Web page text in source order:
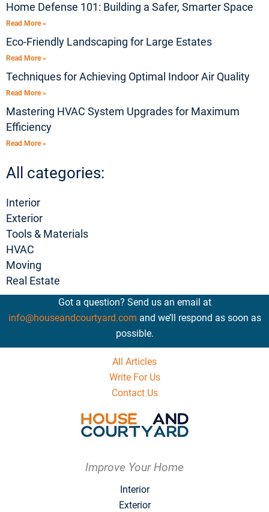
Home Defense 101: Building a Safer, Smarter Space
Read More »
Eco-Friendly Landscaping for Large Estates
Read More »
Techniques for Achieving Optimal Indoor Air Quality
Read More »
Mastering HVAC System Upgrades for Maximum
Efficiency
Read More »
All categories:
Interior
Exterior
Tools & Materials
HVAC
Moving
Real Estate
Got a question? Send us an email at
info@houseandcourtyard.com and we’ll respond as soon as
possible.
All Articles
Write For Us
Contact Us
Improve Your Home
Interior
Exterior